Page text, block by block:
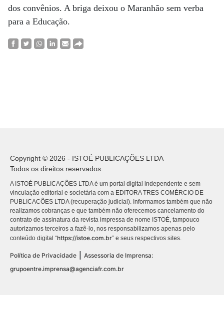
dos convênios. A briga deixou o Maranhão sem verba
para a Educação.
Copyright © 2026 - ISTOÉ PUBLICAÇÕES LTDA
Todos os direitos reservados.
A ISTOÉ PUBLICAÇÕES LTDA é um portal digital independente e sem
vinculação editorial e societária com a EDITORA TRES COMÉRCIO DE
PUBLICACÕES LTDA (recuperação judicial). Informamos também que não
realizamos cobranças e que também não oferecemos cancelamento do
contrato de assinatura da revista impressa de nome ISTOÉ, tampouco
autorizamos terceiros a fazê-lo, nos responsabilizamos apenas pelo
conteúdo digital “https://istoe.com.br” e seus respectivos sites.
Política de Privacidade
Assessoria de Imprensa:
grupoentre.imprensa@agenciafr.com.br